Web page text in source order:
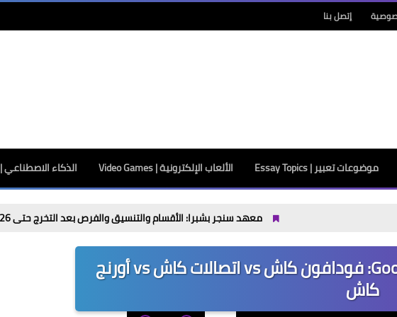
إتصل بنا
موضوعات تعبير | Essay Topics الألعاب الإلكترونية | Video Games الذكاء الاصطناعي | Artificial Intelligence
معهد سنجر بشبرا: الأقسام والتنسيق والفرص بعد التخرج حتى 2026 / 2027
أفضل منصة سحب من لعبة Good Cut: فودافون كاش vs اتصالات كاش vs أورنج
كاش